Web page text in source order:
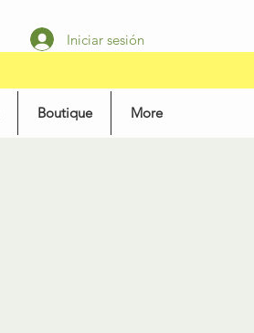
Iniciar sesión
Boutique More